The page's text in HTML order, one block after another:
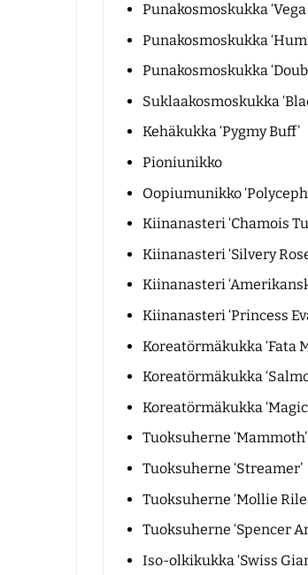
Punakosmoskukka
Punakosmoskukka
Punakosmoskukka
Suklaakosmoskukka
Kehäkukka ‘Pygmy Buff’
Pioniunikko
Oopiumunikko
Kiinanasteri ‘Chamois
Kiinanasteri ‘Silvery
Kiinanasteri
Kiinanasteri ‘Princess
Koreatörmäkukka ‘Fata
Koreatörmäkukka
Koreatörmäkukka
Tuoksuherne
Tuoksuherne ‘Streamer’
Tuoksuherne ‘Mollie
Tuoksuherne ‘Spencer
Iso-olkikukka ‘Swiss